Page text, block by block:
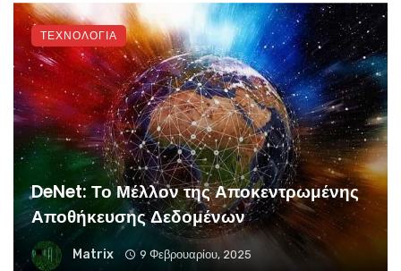
DeNet: Το Μέλλον της Αποκεντρωμένης
Αποθήκευσης Δεδομένων
Matrix 9 Φεβρουαρίου, 2025
ΤΕΧΝΟΛΟΓΙΑ